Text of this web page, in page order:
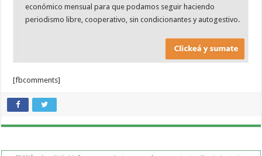
económico mensual para que podamos seguir haciendo
periodismo libre, cooperativo, sin condicionantes y autogestivo.
[fbcomments]